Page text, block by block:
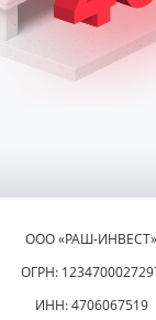
ООО «РАШ-ИНВЕСТ»
ОГРН:
ИНН: 4706067519